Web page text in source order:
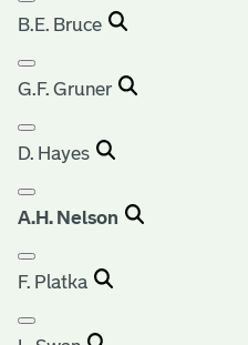
B.E. Bruce
G.F. Gruner
D. Hayes
A.H. Nelson
F. Platka